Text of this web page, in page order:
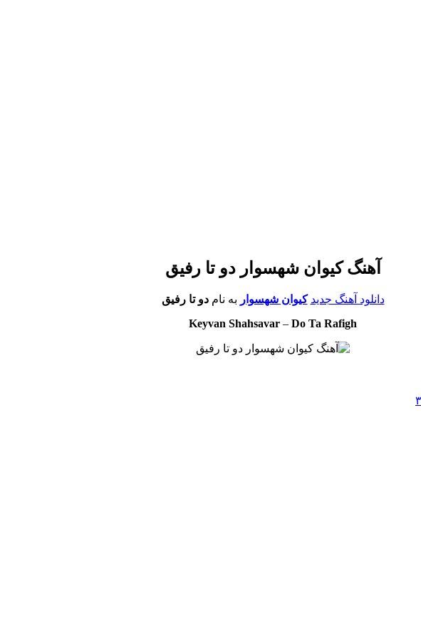
آهنگ کیوان شهسوار دو تا رفیق
دانلود آهنگ جدید کیوان شهسوار به نامدو تا رفیق
Keyvan Shahsavar – Do Ta Rafigh